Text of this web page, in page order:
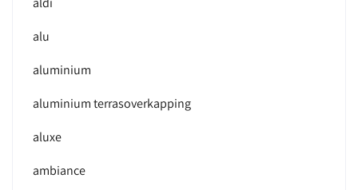
alu
aluminium
aluminium terrasoverkapping
aluxe
ambiance